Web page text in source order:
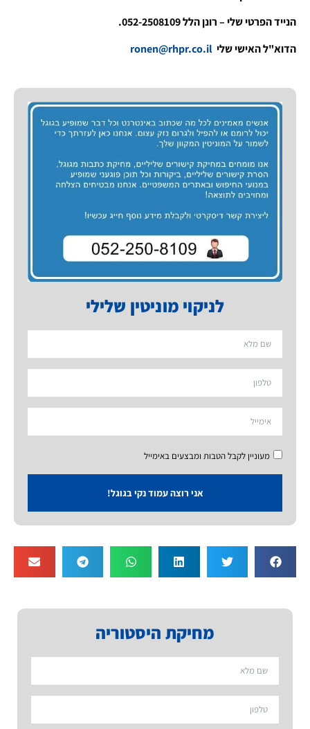
מחיקת היסטוריה
הנייד הפרטי שלי – רונן הלל 052-2508109.
הדוא"ל האישי שלי
לניקוי מוניטין שלילי
מעוניין לקבל הטבות ומבצעים באימייל
אני רוצה עמוד נקי בגוגל!